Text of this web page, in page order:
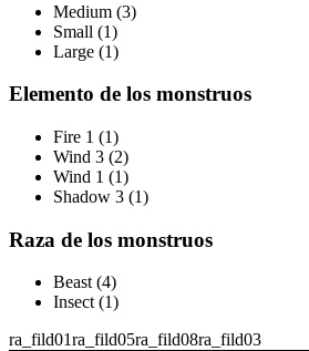
Medium (3)
Small (1)
Large (1)
Elemento de los monstruos
Fire 1 (1)
Wind 3 (2)
Wind 1 (1)
Shadow 3 (1)
Raza de los monstruos
Beast (4)
Insect (1)
ra_fild01ra_fild05ra_fild08ra_fild03